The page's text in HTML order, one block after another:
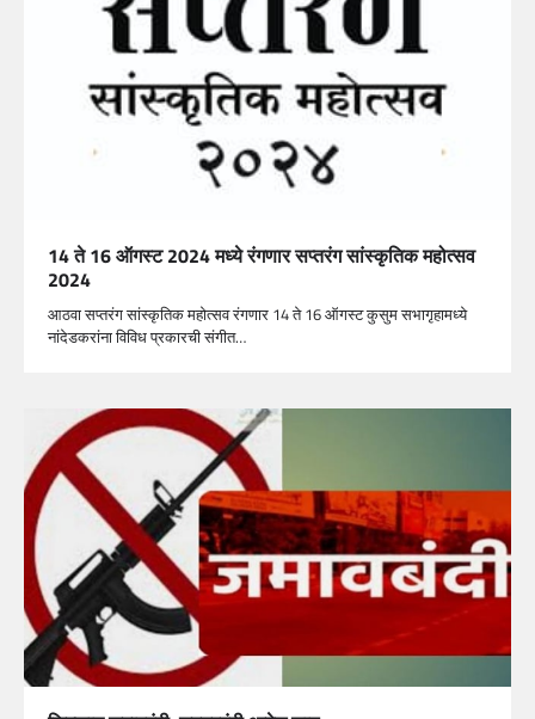
14 ते 16 ऑगस्ट 2024 मध्ये रंगणार सप्तरंग सांस्कृतिक महोत्सव
2024
आठवा सप्तरंग सांस्कृतिक महोत्सव रंगणार 14 ते 16 ऑगस्ट कुसुम सभागृहामध्ये
नांदेडकरांना विविध प्रकारची संगीत…